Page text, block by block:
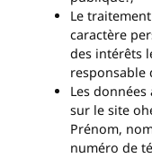
Le
caractère
des intérêts
responsable
Les
sur le site
Prénom,
numéro de